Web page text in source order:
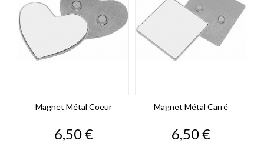
Magnet Métal Coeur
Prix
6,50 €
Magnet Métal Carré
Prix
6,50 €